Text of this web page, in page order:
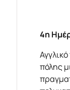
4η
πόλης